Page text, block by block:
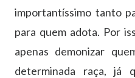
importantíssimo tanto
para quem adota. Por
apenas demonizar
determinada raça, já